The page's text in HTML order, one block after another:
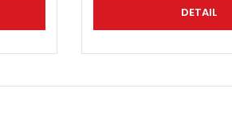
DETAIL